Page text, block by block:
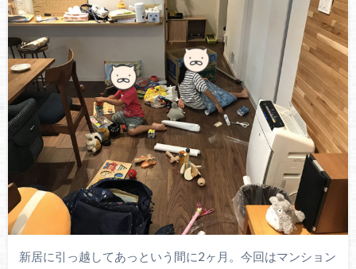
新居に引っ越してあっという間に2ヶ月。今回はマンション